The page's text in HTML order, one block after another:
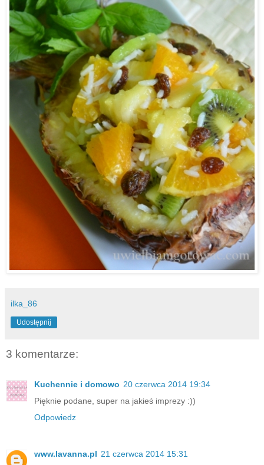
ilka_86
Udostępnij
3 komentarze:
Kuchennie i domowo 20 czerwca 2014 19:34
Pięknie podane, super na jakieś imprezy :))
Odpowiedz
www.lavanna.pl 21 czerwca 2014 15:31